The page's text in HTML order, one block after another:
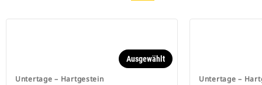
Untertage – Hartgestein
Ausgewählt
Untertage –